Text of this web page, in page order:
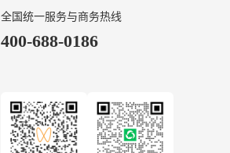
全国统一服务与商务热线
400-688-0186